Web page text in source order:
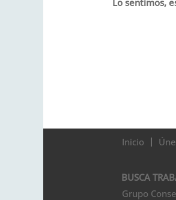
Inicio
BUSCA
Grupo